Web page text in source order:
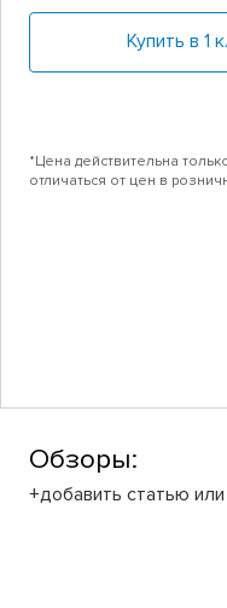
Купить в 1
*Цена действительна
отличаться от цен в
Обзоры:
+добавить статью